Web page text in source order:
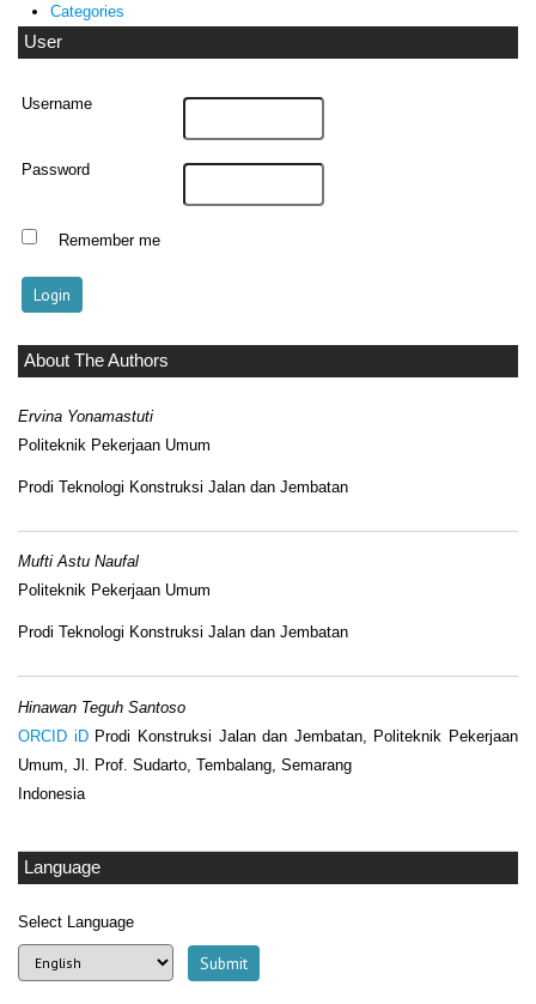
Language
Select Language
Categories
User
Username
Password
Remember me
About The Authors
Ervina Yonamastuti
Politeknik Pekerjaan Umum
Prodi Teknologi Konstruksi Jalan dan Jembatan
Mufti Astu Naufal
Politeknik Pekerjaan Umum
Prodi Teknologi Konstruksi Jalan dan Jembatan
Hinawan Teguh Santoso
ORCID iDProdi Konstruksi Jalan dan Jembatan, Politeknik Pekerjaan
Umum, Jl. Prof. Sudarto, Tembalang, Semarang
Indonesia